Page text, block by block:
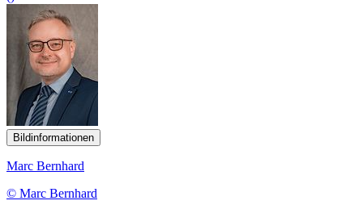
Bildinformationen
Marc Bernhard
© Marc Bernhard